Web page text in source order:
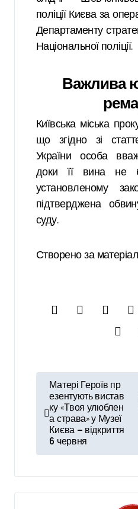
поліції Києва за
Департаменту
Національної поліції.
Важлива
Київська міська
що згідно зі
України особа
доки її вина не
установленому
підтверджена
суду.
Створено за
в
г
а
ц
Матері Героїв пр
езентують вистав
ку «Твоя улюблен
а страва» у Музеї
Києва — відкриття
6 червня